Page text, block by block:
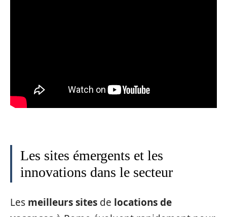
Les sites émergents et les
innovations dans le secteur
Les meilleurs sites de locations de